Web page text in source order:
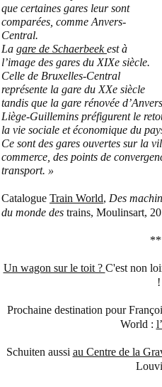
que certaines gares leur sont
comparées, comme Anvers-
Central.
La gare de Schaerbeekest à
l’image des gares du XIXe siècle.
Celle de Bruxelles-Central
représente la gare du XXe siècle
tandis que la gare rénovée
Liège-Guillemins préfigurent le
la vie sociale et économique du
Ce sont des gares ouvertes sur la
commerce, des points de
transport. »
Catalogue Train World, Des
du monde des trains, Moulinsart,
Un wagon sur le toit ? C'est non
!
Prochaine destination pour
World :
Schuiten aussi au Centre de la